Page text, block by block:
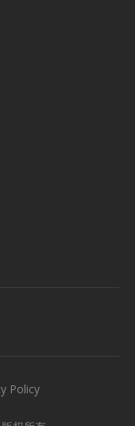
Policy